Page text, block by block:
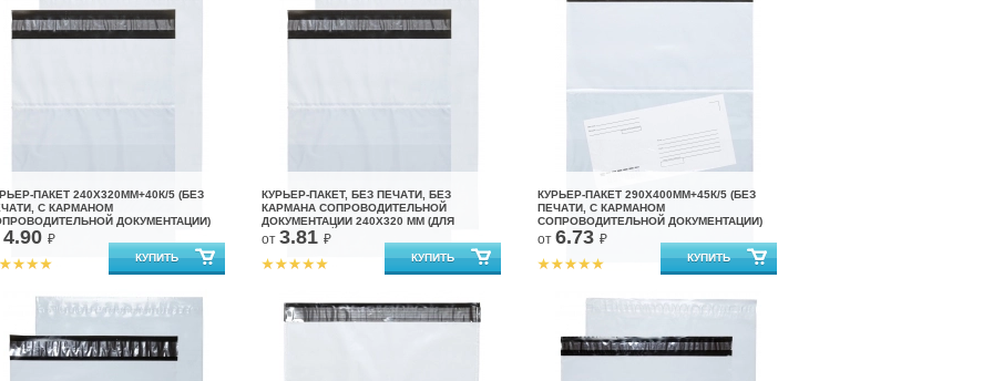
ПАКЕТ 240Х320ММ+40К/5 (БЕЗ
С КАРМАНОМ
ДОКУМЕНТАЦИИ)
4.90 ₽
КУРЬЕР-ПАКЕТ, БЕЗ ПЕЧАТИ, БЕЗ
КАРМАНА СОПРОВОДИТЕЛЬНОЙ
ДОКУМЕНТАЦИИ 240X320 ММ (ДЛЯ
МАРКЕТПЛЕЙСОВ)
от 3.81 ₽
КУРЬЕР-ПАКЕТ 290Х400ММ+45К/5 (БЕЗ
ПЕЧАТИ, С КАРМАНОМ
СОПРОВОДИТЕЛЬНОЙ ДОКУМЕНТАЦИИ)
от 6.73 ₽